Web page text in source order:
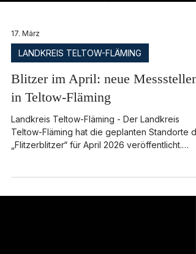
LANDKREIS TELTOW-FLÄMING
Blitzer im April: neue Messstellen
in Teltow-Fläming
Landkreis Teltow-Fläming - Der Landkreis
Blankenfelde bis Jüterbog, von Luckenwalde